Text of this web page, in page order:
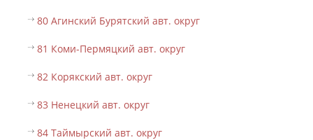
80 Агинский Бурятский авт. округ
81 Коми-Пермяцкий авт. округ
82 Корякский авт. округ
83 Ненецкий авт. округ
84 Таймырский авт. округ